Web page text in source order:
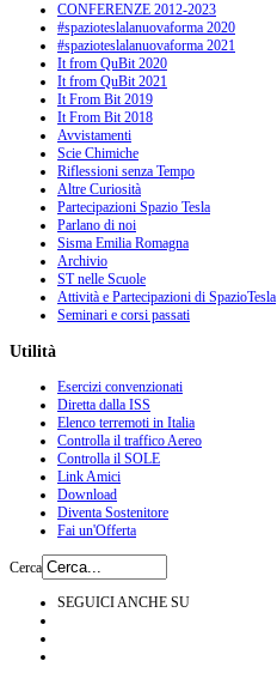
CONFERENZE 2012-2023
#spazioteslalanuovaforma 2020
#spazioteslalanuovaforma 2021
It from QuBit 2020
It from QuBit 2021
It From Bit 2019
It From Bit 2018
Avvistamenti
Scie Chimiche
Riflessioni senza Tempo
Altre Curiosità
Partecipazioni Spazio Tesla
Parlano di noi
Sisma Emilia Romagna
Archivio
ST nelle Scuole
Attività e Partecipazioni di SpazioTesla
Seminari e corsi passati
Utilità
Esercizi convenzionati
Diretta dalla ISS
Elenco terremoti in Italia
Controlla il traffico Aereo
Controlla il SOLE
Link Amici
Download
Diventa Sostenitore
Fai un'Offerta
Cerca
SEGUICI ANCHE SU